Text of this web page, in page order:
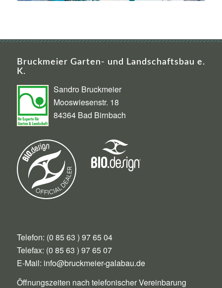
Bruckmeier Garten- und Landschaftsbau e.
K.
Sandro Bruckmeier
Mooswiesenstr. 18
84364 Bad Birnbach
Telefon: (0 85 63 ) 97 65 04
Telefax: (0 85 63 ) 97 65 07
E-Mail: info@bruckmeier-galabau.de
Öffnungszeiten nach telefonischer Vereinbarung